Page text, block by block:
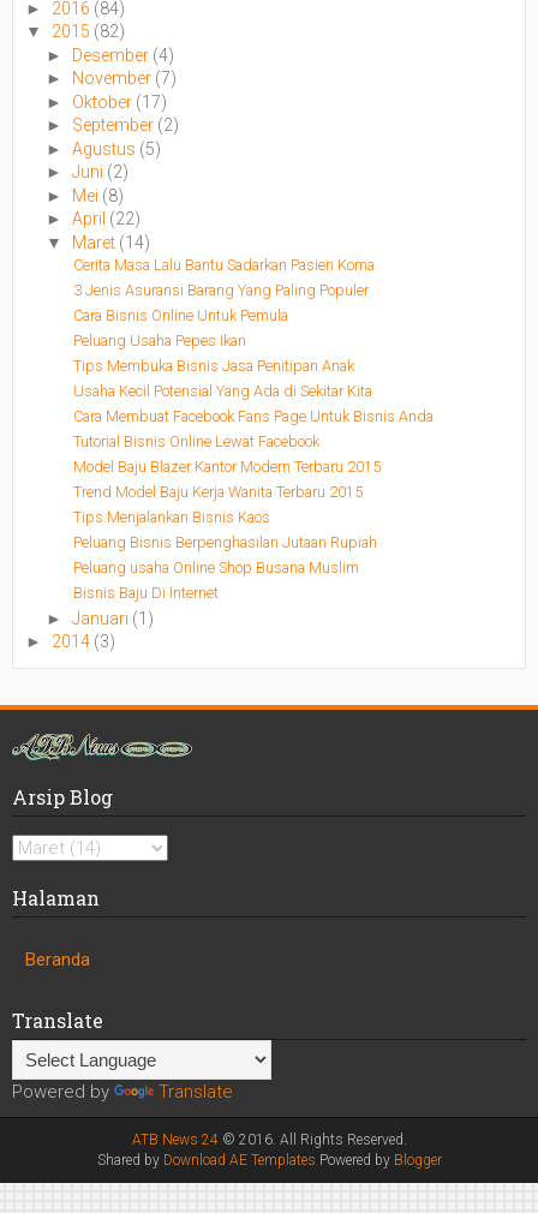
► 2016 (84)
▼ 2015 (82)
► Desember (4)
►
November (7)
► Oktober (17)
► September (2)
► Agustus (5)
► Juni (2)
► Mei (8)
► April (22)
▼ Maret (14)
Cerita Masa Lalu Bantu Sadarkan Pasien Koma
3 Jenis Asuransi Barang Yang Paling Populer
Cara Bisnis Online Untuk Pemula
Peluang Usaha Pepes Ikan
Tips Membuka Bisnis Jasa Penitipan Anak
Usaha Kecil Potensial Yang Ada di Sekitar Kita
Cara Membuat Facebook Fans Page Untuk Bisnis Anda
Tutorial Bisnis Online Lewat Facebook
Model Baju Blazer Kantor Modern Terbaru 2015
Trend Model Baju Kerja Wanita Terbaru 2015
Tips Menjalankan Bisnis Kaos
Peluang Bisnis Berpenghasilan Jutaan Rupiah
Peluang usaha Online Shop Busana Muslim
Bisnis Baju Di Internet
► Januari (1)
► 2014 (3)
Arsip Blog
Halaman
Beranda
Translate
Powered by Translate
ATB News 24© 2016. All Rights Reserved.
Shared by Download AE Templates Powered by Blogger